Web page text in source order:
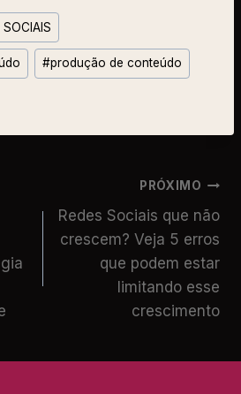
SOCIAIS
#produção de conteúdo
PRÓXIMO
Redes Sociais que não
crescem? Veja 5 erros
que podem estar
limitando esse
crescimento